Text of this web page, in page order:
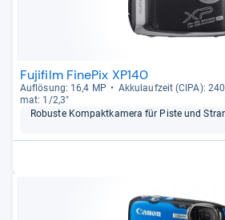
Fujifilm FinePix XP140
Auf­lö­sung: 16,4 MP Akku­lauf­zeit (CIPA):
mat: 1/2,3"
Robuste Kom­pakt­ka­mera für Piste und